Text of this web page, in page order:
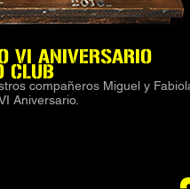
VI ANIVERSARIO
CLUB
compañeros Miguel y
Aniversario.